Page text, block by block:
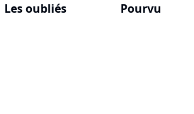
Les oubliés Pourvu